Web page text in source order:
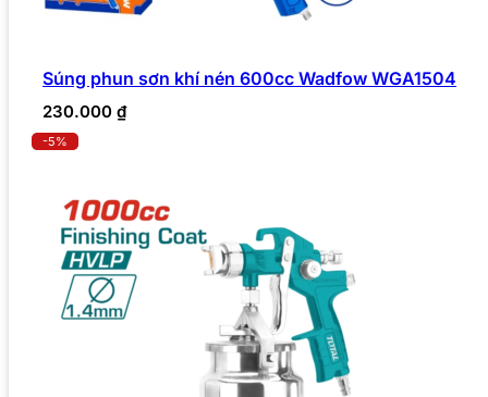
Súng phun sơn khí nén 600cc Wadfow WGA1504
230.000 ₫
-5%